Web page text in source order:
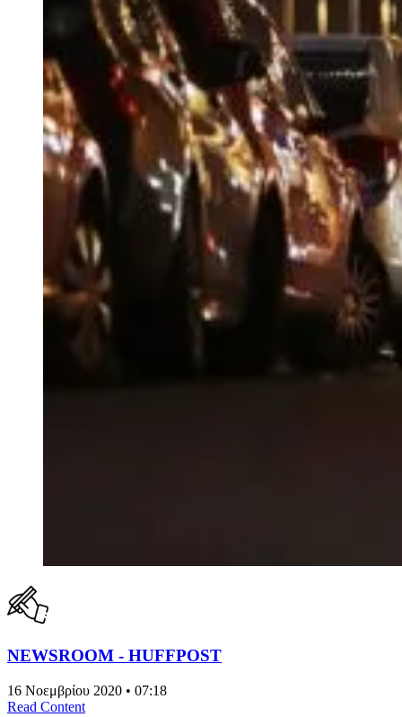
NEWSROOM - HUFFPOST
16 Νοεμβρίου 2020 • 07:18
Read Content